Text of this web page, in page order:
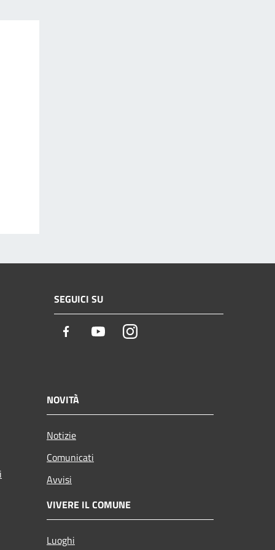
SEGUICI SU
Facebook YoutubeInstagram
NOVITÀ
Notizie
Comunicati
Avvisi
VIVERE IL COMUNE
Luoghi